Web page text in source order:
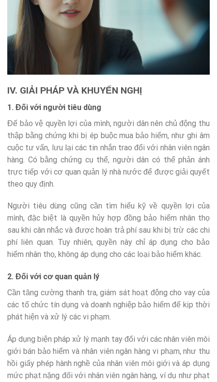
IV. GIẢI PHÁP VÀ KHUYẾN NGHỊ
1. Đối với người tiêu dùng
Để bảo vệ quyền lợi của mình, người dân nên chủ động thu
thập bằng chứng khi bị ép buộc mua bảo hiểm, như ghi âm
cuộc tư vấn, lưu lại các tin nhắn trao đổi với nhân viên ngân
hàng. Có bằng chứng cụ thể, người dân có thể phản ánh
trực tiếp với cơ quan quản lý nhà nước để được giải quyết
theo quy định.
Người tiêu dùng cũng cần tìm hiểu kỹ về quyền lợi của
mình, đặc biệt là quyền hủy hợp đồng bảo hiểm nhân thọ
sau khi cân nhắc và được hoàn trả phí sau khi bị trừ các chi
phí liên quan. Tuy nhiên, quyền này chỉ áp dụng cho bảo
hiểm nhân thọ, không áp dụng cho các loại bảo hiểm khác.
2. Đối với cơ quan quản lý
Cần tăng cường thanh tra, giám sát hoạt động cho vay của
các tổ chức tín dụng và doanh nghiệp bảo hiểm để kịp thời
phát hiện và xử lý các vi phạm.
Áp dụng biện pháp xử lý mạnh tay đối với các nhân viên môi
giới bán bảo hiểm và nhân viên ngân hàng vi phạm, như thu
hồi giấy phép hành nghề của nhân viên môi giới và áp dụng
mức phạt nặng đối với nhân viên ngân hàng, ví dụ như phạt